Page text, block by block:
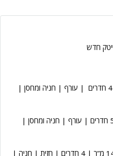
חדש
דירה גן, 109 מ”ר | גינה 104 מ”ר | 4 חדרים | עורף | חניה ומחסן |
דירת גן 113 מ”ר | גינה 110 מ”ר | 5 חדרים | עורף | חניה ומחסן |
דירת קומה א’ | 120 מ”ר | מרפסת 14 מ”ר | 4 חדרים | חזית | חניה |